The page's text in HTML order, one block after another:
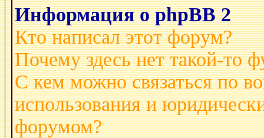
Информация о phpBB 2
Кто написал этот форум?
Почему здесь нет такой-то
С кем можно связаться по
использования и
форумом?